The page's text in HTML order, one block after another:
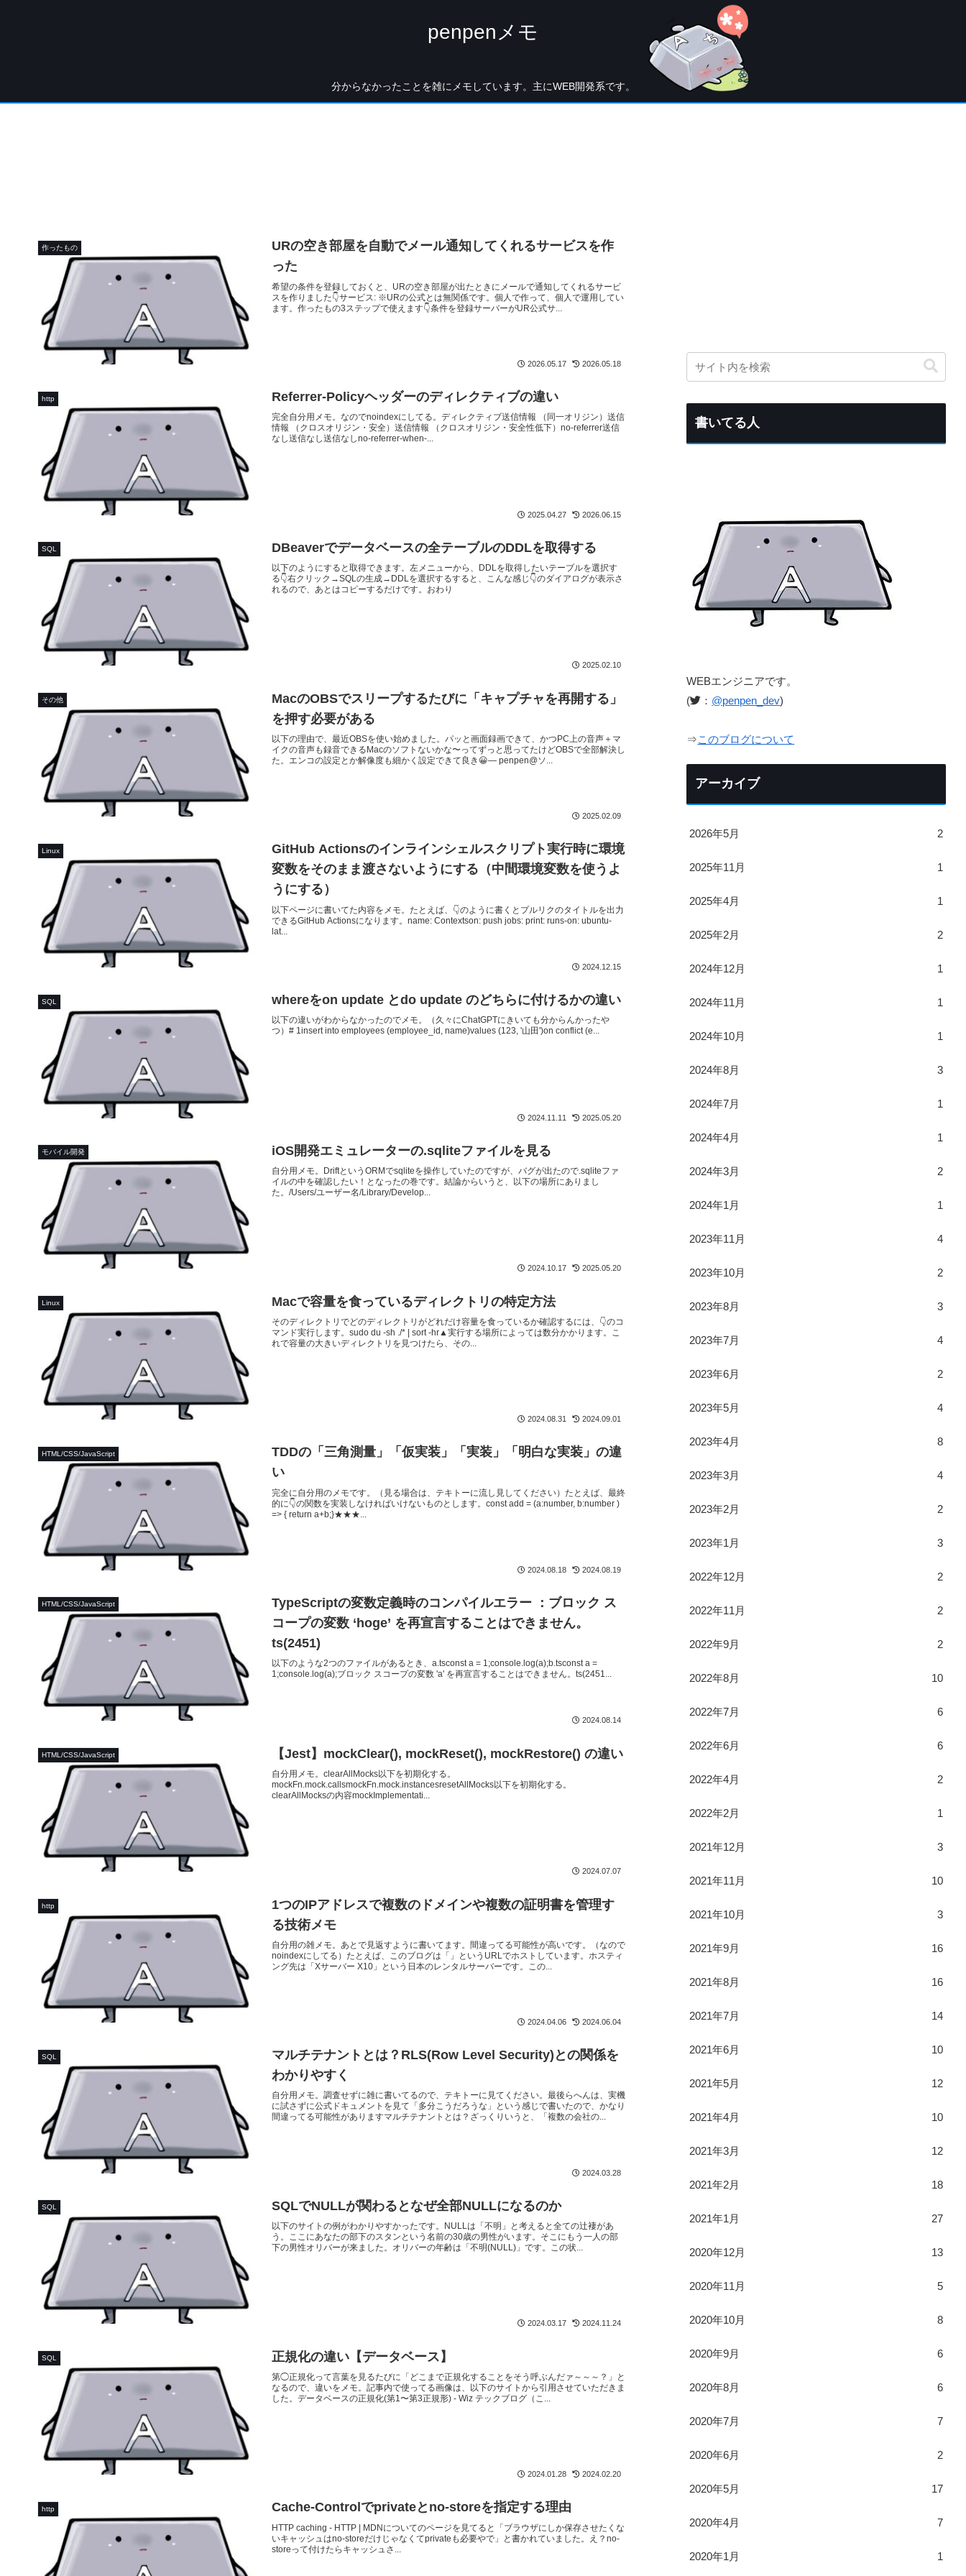
penpenメモ
分からなかったことを雑にメモしています。主にWEB開発系です。
作ったもの
URの空き部屋を自動でメール通知してくれるサービスを作
った
希望の条件を登録しておくと、URの空き部屋が出たときにメールで通知してくれるサービ
スを作りました👇️サービス: ※URの公式とは無関係です。個人で作って、個人で運用してい
ます。作ったもの3ステップで使えます👇️条件を登録サーバーがUR公式サ...
2026.05.17 2026.05.18
http Referrer-Policyヘッダーのディレクティブの違い
完全自分用メモ。なのでnoindexにしてる。ディレクティブ送信情報 （同一オリジン）送信
情報 （クロスオリジン・安全）送信情報 （クロスオリジン・安全性低下）no-referrer送信
なし送信なし送信なしno-referrer-when-...
2025.04.27 2026.06.15
SQL DBeaverでデータベースの全テーブルのDDLを取得する
以下のようにすると取得できます。左メニューから、DDLを取得したいテーブルを選択す
る👇️右クリック→SQLの生成→DDLを選択するすると、こんな感じ👇️のダイアログが表示さ
れるので、あとはコピーするだけです。おわり
2025.02.10
その他
MacのOBSでスリープするたびに「キャプチャを再開する」
を押す必要がある
以下の理由で、最近OBSを使い始めました。パッと画面録画できて、かつPC上の音声＋マ
イクの音声も録音できるMacのソフトないかな〜ってずっと思ってたけどOBSで全部解決し
た。エンコの設定とか解像度も細かく設定できて良き😀— penpen@ソ...
2025.02.09
Linux
GitHub Actionsのインラインシェルスクリプト実行時に環境
変数をそのまま渡さないようにする（中間環境変数を使うよ
うにする）
以下ページに書いてた内容をメモ。たとえば、👇️のように書くとプルリクのタイトルを出力
できるGitHub Actionsになります。name: Contextson: push jobs: print: runs-on: ubuntu-
lat...
2024.12.15
SQL whereをon update とdo update のどちらに付けるかの違い
以下の違いがわからなかったのでメモ。（久々にChatGPTにきいても分からんかったや
つ）# 1insert into employees (employee_id, name)values (123, '山田')on conflict (e...
2024.11.11 2025.05.20
モバイル開発 iOS開発エミュレーターの.sqliteファイルを見る
自分用メモ。DriftというORMでsqliteを操作していたのですが、バグが出たので.sqliteファ
イルの中を確認したい！となったの巻です。結論からいうと、以下の場所にありまし
た。/Users/ユーザー名/Library/Develop...
2024.10.17 2025.05.20
Linux Macで容量を食っているディレクトリの特定方法
そのディレクトリでどのディレクトリがどれだけ容量を食っているか確認するには、👇のコ
マンド実行します。sudo du -sh ./* | sort -hr▲実行する場所によっては数分かかります。こ
れで容量の大きいディレクトリを見つけたら、その...
2024.08.31 2024.09.01
HTML/CSS/JavaScript
TDDの「三角測量」「仮実装」「実装」「明白な実装」の違
い
完全に自分用のメモです。（見る場合は、テキトーに流し見してください）たとえば、最終
的に👇の関数を実装しなければいけないものとします。const add = (a:number, b:number )
=> { return a+b;}★★★...
2024.08.18 2024.08.19
HTML/CSS/JavaScript
TypeScriptの変数定義時のコンパイルエラー ：ブロック ス
コープの変数 ‘hoge’ を再宣言することはできません。
ts(2451)
以下のような2つのファイルがあるとき、a.tsconst a = 1;console.log(a);b.tsconst a =
1;console.log(a);ブロック スコープの変数 'a' を再宣言することはできません。ts(2451...
2024.08.14
HTML/CSS/JavaScript 【Jest】mockClear(), mockReset(), mockRestore() の違い
自分用メモ。clearAllMocks以下を初期化する。
mockFn.mock.callsmockFn.mock.instancesresetAllMocks以下を初期化する。
clearAllMocksの内容mockImplementati...
2024.07.07
http
1つのIPアドレスで複数のドメインや複数の証明書を管理す
る技術メモ
自分用の雑メモ。あとで見返すように書いてます。間違ってる可能性が高いです。（なので
noindexにしてる）たとえば、このブログは「」というURLでホストしています。ホスティ
ング先は「Xサーバー X10」という日本のレンタルサーバーです。この...
2024.04.06 2024.06.04
SQL
マルチテナントとは？RLS(Row Level Security)との関係を
わかりやすく
自分用メモ。調査せずに雑に書いてるので、テキトーに見てください。最後らへんは、実機
に試さずに公式ドキュメントを見て「多分こうだろうな」という感じで書いたので、かなり
間違ってる可能性がありますマルチテナントとは？ざっくりいうと、「複数の会社の...
2024.03.28
SQL SQLでNULLが関わるとなぜ全部NULLになるのか
以下のサイトの例がわかりやすかったです。NULLは「不明」と考えると全ての辻褄があ
う。ここにあなたの部下のスタンという名前の30歳の男性がいます。そこにもう一人の部
下の男性オリバーが来ました。オリバーの年齢は「不明(NULL)」です。この状...
2024.03.17 2024.11.24
SQL 正規化の違い【データベース】
第◯正規化って言葉を見るたびに「どこまで正規化することをそう呼ぶんだァ～～～？」と
なるので、違いをメモ。記事内で使ってる画像は、以下のサイトから引用させていただきま
した。データベースの正規化(第1〜第3正規形) - Wiz テックブログ（こ...
2024.01.28 2024.02.20
http Cache-Controlでprivateとno-storeを指定する理由
HTTP caching - HTTP | MDNについてのページを見てると「ブラウザにしか保存させたくな
いキャッシュはno-storeだけじゃなくてprivateも必要やで」と書かれていました。え？no-
storeって付けたらキャッシュさ...
書いてる人
WEBエンジニアです。
(
： @penpen_dev)
⇒このブログについて
アーカイブ
2026年5月 2
2025年11月 1
2025年4月 1
2025年2月 2
2024年12月 1
2024年11月 1
2024年10月 1
2024年8月 3
2024年7月 1
2024年4月 1
2024年3月 2
2024年1月 1
2023年11月 4
2023年10月 2
2023年8月 3
2023年7月 4
2023年6月 2
2023年5月 4
2023年4月 8
2023年3月 4
2023年2月 2
2023年1月 3
2022年12月 2
2022年11月 2
2022年9月 2
2022年8月 10
2022年7月 6
2022年6月 6
2022年4月 2
2022年2月 1
2021年12月 3
2021年11月 10
2021年10月 3
2021年9月 16
2021年8月 16
2021年7月 14
2021年6月 10
2021年5月 12
2021年4月 10
2021年3月 12
2021年2月 18
2021年1月 27
2020年12月 13
2020年11月 5
2020年10月 8
2020年9月 6
2020年8月 6
2020年7月 7
2020年6月 2
2020年5月 17
2020年4月 7
2020年1月 1